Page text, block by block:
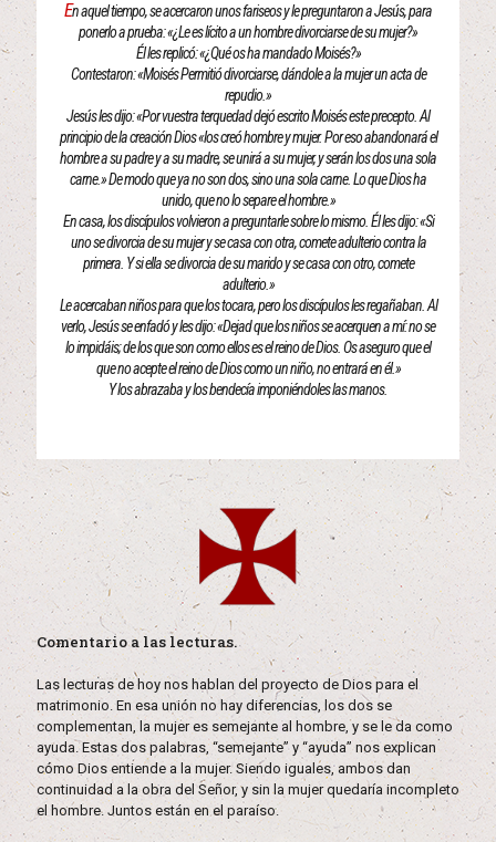
En aquel tiempo, se acercaron unos fariseos y le preguntaron a Jesús, para
ponerlo a prueba: «¿Le es lícito a un hombre divorciarse de su mujer?»
Él les replicó: «¿Qué os ha mandado Moisés?»
Contestaron: «Moisés Permitió divorciarse, dándole a la mujer un acta de
repudio.»
Jesús les dijo: «Por vuestra terquedad dejó escrito Moisés este precepto. Al
principio de la creación Dios «los creó hombre y mujer. Por eso abandonará el
hombre a su padre y a su madre, se unirá a su mujer, y serán los dos una sola
carne.» De modo que ya no son dos, sino una sola carne. Lo que Dios ha
unido, que no lo separe el hombre.»
En casa, los discípulos volvieron a preguntarle sobre lo mismo. Él les dijo: «Si
uno se divorcia de su mujer y se casa con otra, comete adulterio contra la
primera. Y si ella se divorcia de su marido y se casa con otro, comete
adulterio.»
Le acercaban niños para que los tocara, pero los discípulos les regañaban. Al
verlo, Jesús se enfadó y les dijo: «Dejad que los niños se acerquen a mí: no se
lo impidáis; de los que son como ellos es el reino de Dios. Os aseguro que el
que no acepte el reino de Dios como un niño, no entrará en él.»
Y los abrazaba y los bendecía imponiéndoles las manos.
Comentario a las lecturas.
Las lecturas de hoy nos hablan del proyecto de Dios para el
matrimonio. En esa unión no hay diferencias, los dos se
complementan, la mujer es semejante al hombre, y se le da como
ayuda. Estas dos palabras, “semejante” y “ayuda” nos explican
cómo Dios entiende a la mujer. Siendo iguales, ambos dan
continuidad a la obra del Señor, y sin la mujer quedaría incompleto
el hombre. Juntos están en el paraíso.